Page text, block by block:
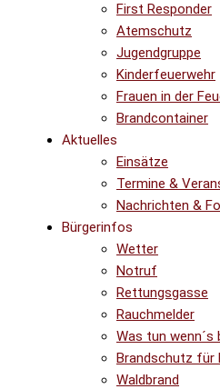
First Responder
Atemschutz
Jugendgruppe
Kinderfeuerwehr
Frauen in der
Brandcontainer
Aktuelles
Einsätze
Termine &
Nachrichten &
Bürgerinfos
Wetter
Notruf
Rettungsgasse
Rauchmelder
Was tun wenn´s
Brandschutz für
Waldbrand